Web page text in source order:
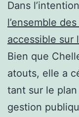
Dans
l’ensemble
accessible sur
Bien que
atouts, elle a
tant sur le
gestion